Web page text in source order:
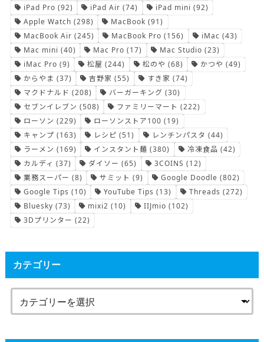
iPad Pro (92) iPad Air (74) iPad mini (92)
Apple Watch (298) MacBook (91)
MacBook Air (245) MacBook Pro (156) iMac (43)
Mac mini (40) Mac Pro (17) Mac Studio (23)
iMac Pro (9) 松屋 (244) 松のや (68) かつや (49)
からやま (37) 吉野家 (55) すき家 (74)
マクドナルド (208) バーガーキング (30)
セブンイレブン (508) ファミリーマート (222)
ローソン (229) ローソンストア100 (19)
キャンプ (163) レシピ (51) レンチンパスタ (44)
ラーメン (169) インスタント麺 (380) 冷凍食品 (42)
カルディ (37) ダイソー (65) 3COINS (12)
業務スーパー (8) サミット (9) Google Doodle (802)
Google Tips (10) YouTube Tips (13) Threads (272)
Bluesky (73) mixi2 (10) IIJmio (102)
3Dプリンター (22)
カテゴリー